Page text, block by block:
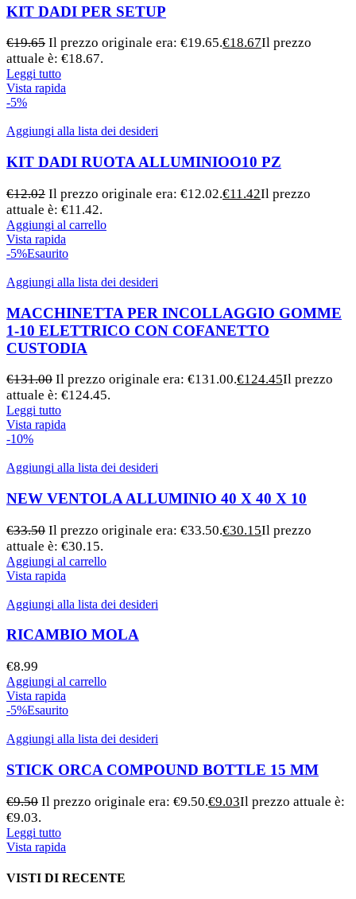
KIT DADI PER SETUP
€19.65 Il prezzo originale era: €19.65.€18.67Il prezzo
attuale è: €18.67.
Leggi tutto
Vista rapida
-5%
Aggiungi alla lista dei desideri
KIT DADI RUOTA ALLUMINIOO10 PZ
€12.02 Il prezzo originale era: €12.02.€11.42Il prezzo
attuale è: €11.42.
Aggiungi al carrello
Vista rapida
-5%Esaurito
Aggiungi alla lista dei desideri
MACCHINETTA PER INCOLLAGGIO GOMME
1-10 ELETTRICO CON COFANETTO
CUSTODIA
€131.00 Il prezzo originale era: €131.00.€124.45Il prezzo
attuale è: €124.45.
Leggi tutto
Vista rapida
-10%
Aggiungi alla lista dei desideri
NEW VENTOLA ALLUMINIO 40 X 40 X 10
€33.50 Il prezzo originale era: €33.50.€30.15Il prezzo
attuale è: €30.15.
Aggiungi al carrello
Vista rapida
Aggiungi alla lista dei desideri
RICAMBIO MOLA
€8.99
Aggiungi al carrello
Vista rapida
-5%Esaurito
Aggiungi alla lista dei desideri
STICK ORCA COMPOUND BOTTLE 15 MM
€9.50 Il prezzo originale era: €9.50.€9.03Il prezzo attuale è:
€9.03.
Leggi tutto
Vista rapida
VISTI DI RECENTE